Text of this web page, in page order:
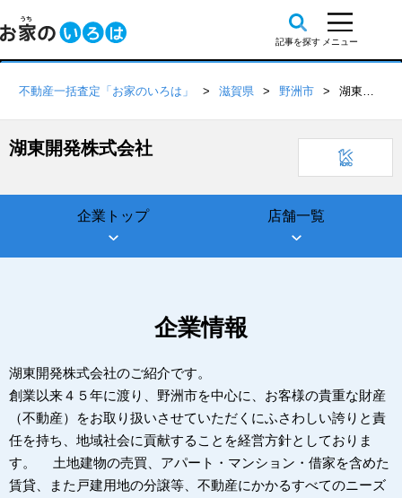
不動産一括査定「お家のいろは」 滋賀県 野洲市 湖東開発株式会社
湖東開発株式会社
企業トップ 店舗一覧
企業情報
湖東開発株式会社のご紹介です。
創業以来４５年に渡り、野洲市を中心に、お客様の貴重な財産
（不動産）をお取り扱いさせていただくにふさわしい誇りと責
任を持ち、地域社会に貢献することを経営方針としておりま
す。 土地建物の売買、アパート・マンション・借家を含めた
賃貸、また戸建用地の分譲等、不動産にかかるすべてのニーズ